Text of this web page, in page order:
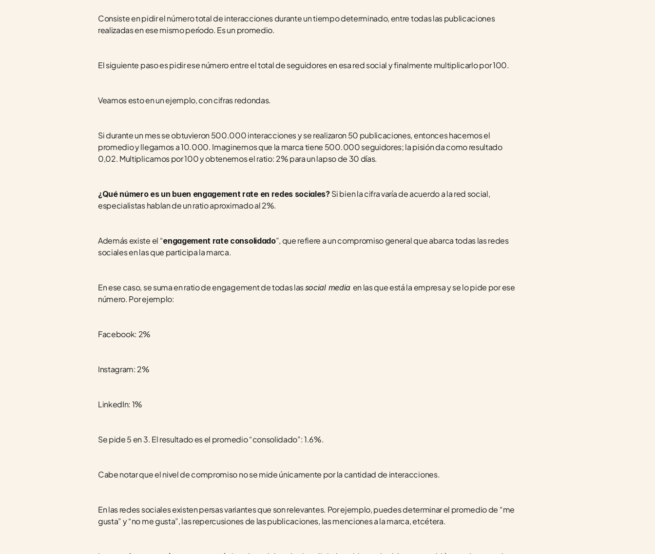
Consiste en pidir el número total de interacciones durante un tiempo determinado, entre todas las publicaciones
realizadas en ese mismo período. Es un promedio.
El siguiente paso es pidir ese número entre el total de seguidores en esa red social y finalmente multiplicarlo por 100.
Veamos esto en un ejemplo, con cifras redondas.
Si durante un mes se obtuvieron 500.000 interacciones y se realizaron 50 publicaciones, entonces hacemos el
promedio y llegamos a 10.000. Imaginemos que la marca tiene 500.000 seguidores; la pisión da como resultado
0,02. Multiplicamos por 100 y obtenemos el ratio: 2% para un lapso de 30 días.
¿Qué número es un buen engagement rate en redes sociales? Si bien la cifra varía de acuerdo a la red social,
especialistas hablan de un ratio aproximado al 2%.
Además existe el “engagement rate consolidado”, que refiere a un compromiso general que abarca todas las redes
sociales en las que participa la marca.
En ese caso, se suma en ratio de engagement de todas las social media en las que está la empresa y se lo pide por ese
número. Por ejemplo:
Facebook: 2%
Instagram: 2%
LinkedIn: 1%
Se pide 5 en 3. El resultado es el promedio “consolidado”: 1.6%.
Cabe notar que el nivel de compromiso no se mide únicamente por la cantidad de interacciones.
En las redes sociales existen persas variantes que son relevantes. Por ejemplo, puedes determinar el promedio de “me
gusta” y “no me gusta”, las repercusiones de las publicaciones, las menciones a la marca, etcétera.